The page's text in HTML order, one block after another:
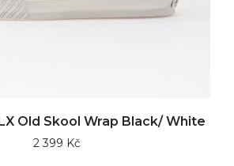
Old Skool Wrap Black/ White
2 399 Kč